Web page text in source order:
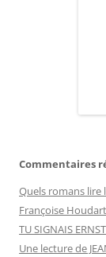
Commentaires
Quels romans lire
Françoise
TU SIGNAIS
Une lecture de